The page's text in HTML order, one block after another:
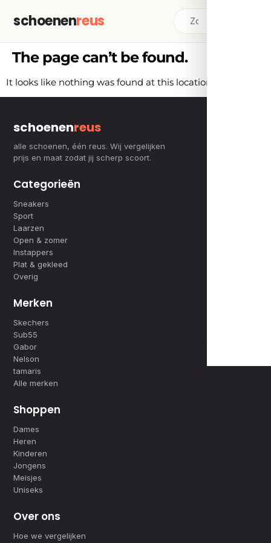
schoenenreus
The page can’t be found.
It looks like nothing was found at this location.
schoenenreus
alle schoenen, één reus. Wij vergelijken
prijs en maat zodat jij scherp scoort.
Categorieën
Sneakers
Sport
Laarzen
Open & zomer
Instappers
Plat & gekleed
Overig
Merken
Skechers
Sub55
Gabor
Nelson
tamaris
Alle merken
Shoppen
Dames
Heren
Kinderen
Jongens
Meisjes
Uniseks
Over ons
Hoe we vergelijken